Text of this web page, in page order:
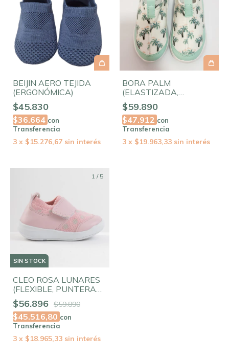
BEIJIN AERO TEJIDA
(ERGONÓMICA)
$45.830
$36.664 con
Transferencia
3 x $15.276,67 sin interés
BORA PALM
(ELASTIZADA,
ANTIDESLIZANTE Y
FLEXIBLE)
$59.890
$47.912 con
Transferencia
3 x $19.963,33 sin interés
1 / 5
SIN STOCK
CLEO ROSA LUNARES
(FLEXIBLE, PUNTERA
AMPLIA, ELASTIZADA)
$56.896 $59.890
$45.516,80 con
Transferencia
3 x $18.965,33 sin interés